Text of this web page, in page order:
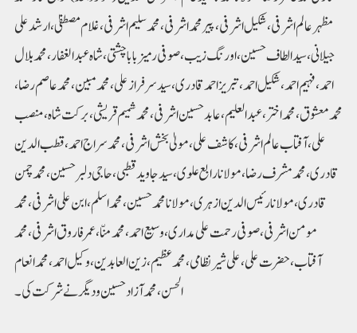
مظہر عالم اشرفی، شکیل اشرفی، پیر محمد اشرفی، محمد سلیم اشرفی، غلام مصطفیٰ،ارشد علی
جیلانی، سید الطاف حسین، اورنگ زیب، صوفی رمیز بابا چشتی، شاہ عبدالغفار، محمد بلال
احمد، فہیم احمد،شکیل احمد، تبریز احمد قادری، سید سرفراز علی، محمد مبین، محمد عاصم رضا،
محمد معشوق، محمد اختر، عبدالعلیم، عابد حسین اشرفی، محمد شمیم قریشی،برکت شاہ، منصب
علی، آفتاب عالم اشرفی، کاشف علی، مولیٰ بخش اشرفی، محمد سراج احمد، قطب الدین
قادری، محمد مشرف رضا، مولانا رابع علوی، سید جاوید قطبی، حاجی دلبر حسین، محمد چمن
قادری،مولانا رئیس الدین ازہری، مولانا محمد حسین، محمد اسلم، ابن علی اشرفی، محمد
مومن اشرفی، صوفی رحمت علی مداری، وسیع احمد،محمد منّا، عمر فاروق اشرفی، محمد
آفتاب، حضرت علی، علی شیر نظامی، محمد عظیم، زین العابدین، وکیل احمد، محمد انعام
الحسن، محمد آزاد حسین و دیگر نے شرکت کی۔